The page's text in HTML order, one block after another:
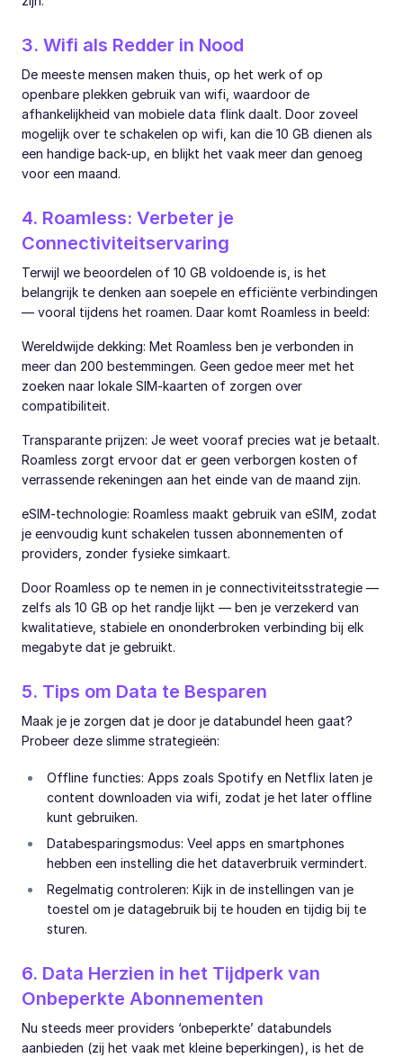
3. Wifi als Redder in Nood
De meeste mensen maken thuis, op het werk of op
openbare plekken gebruik van wifi, waardoor de
afhankelijkheid van mobiele data flink daalt. Door zoveel
mogelijk over te schakelen op wifi, kan die 10 GB dienen als
een handige back-up, en blijkt het vaak meer dan genoeg
voor een maand.
4. Roamless: Verbeter je
Connectiviteitservaring
Terwijl we beoordelen of 10 GB voldoende is, is het
belangrijk te denken aan soepele en efficiënte verbindingen
— vooral tijdens het roamen. Daar komt Roamless in beeld:
Wereldwijde dekking: Met Roamless ben je verbonden in
meer dan 200 bestemmingen. Geen gedoe meer met het
zoeken naar lokale SIM-kaarten of zorgen over
compatibiliteit.
Transparante prijzen: Je weet vooraf precies wat je betaalt.
Roamless zorgt ervoor dat er geen verborgen kosten of
verrassende rekeningen aan het einde van de maand zijn.
eSIM-technologie: Roamless maakt gebruik van eSIM, zodat
je eenvoudig kunt schakelen tussen abonnementen of
providers, zonder fysieke simkaart.
Door Roamless op te nemen in je connectiviteitsstrategie —
zelfs als 10 GB op het randje lijkt — ben je verzekerd van
kwalitatieve, stabiele en ononderbroken verbinding bij elk
megabyte dat je gebruikt.
5. Tips om Data te Besparen
Maak je je zorgen dat je door je databundel heen gaat?
Probeer deze slimme strategieën:
Offline functies: Apps zoals Spotify en Netflix laten je
content downloaden via wifi, zodat je het later offline
kunt gebruiken.
Databesparingsmodus: Veel apps en smartphones
hebben een instelling die het dataverbruik vermindert.
Regelmatig controleren: Kijk in de instellingen van je
toestel om je datagebruik bij te houden en tijdig bij te
sturen.
6. Data Herzien in het Tijdperk van
Onbeperkte Abonnementen
Nu steeds meer providers ‘onbeperkte’ databundels
aanbieden (zij het vaak met kleine beperkingen), is het de